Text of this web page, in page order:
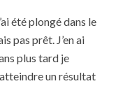
été plongé dans le
pas prêt. J’en ai
plus tard je
un résultat